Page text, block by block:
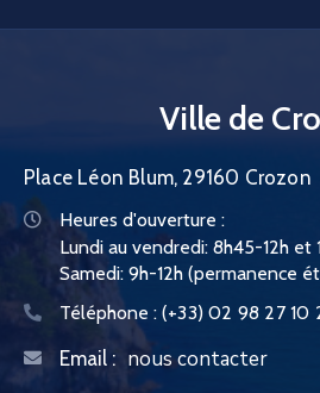
Ville de
Place Léon Blum, 29160 Crozon
Heures d'ouverture :
Lundi au vendredi: 8h45-12h et
Samedi: 9h-12h (permanence
Téléphone : (+33) 02 98 27 10
Email : nous contacter